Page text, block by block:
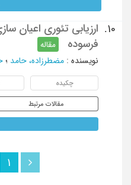
10.
ارزیابی تئوری اعیان
فرسوده
مقاله
نویسنده : مضطرزاده، حامد ؛
چکیده
مقالات مرتبط
1